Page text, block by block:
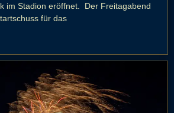
im Stadion eröffnet. Der Freitagabend
für das